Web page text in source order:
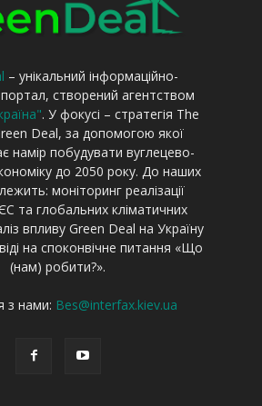
– унікальний інформаційно-
створений агентством
. У фокусі – стратегія The
Deal, за допомогою якої
намір побудувати вуглецево-
до 2050 року. До наших
моніторинг реалізації
ЄС та глобальних кліматичних
впливу Green Deal на Україну
на споконвічне питання «Що
(нам) робити?».
з нами: Bes@interfax.kiev.ua